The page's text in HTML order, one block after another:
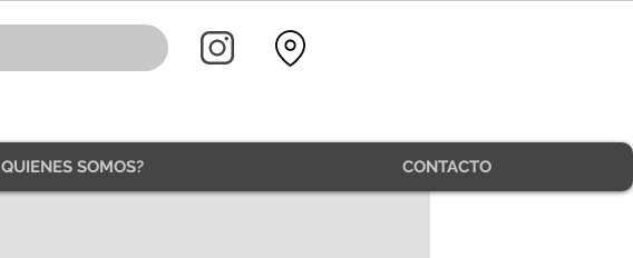
QUIENES SOMOS? CONTACTO